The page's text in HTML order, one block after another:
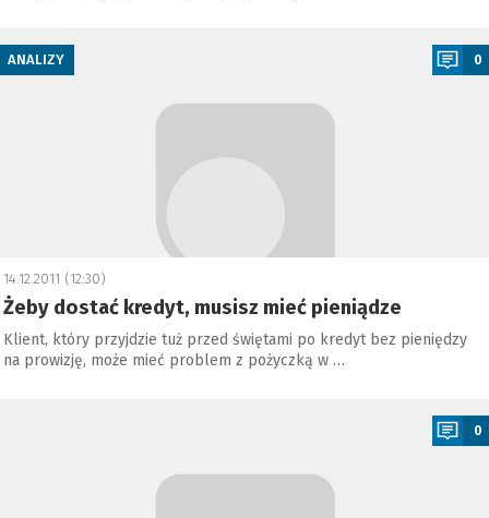
ANALIZY 0
14.12.2011 (12:30)
Żeby dostać kredyt, musisz mieć pieniądze
Klient, który przyjdzie tuż przed świętami po kredyt bez pieniędzy
na prowizję, może mieć problem z pożyczką w …
0